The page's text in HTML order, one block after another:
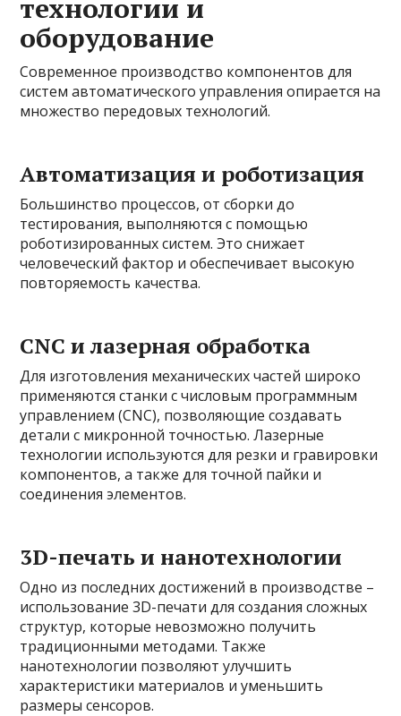
технологии и
оборудование
Современное производство компонентов для
систем автоматического управления опирается на
множество передовых технологий.
Автоматизация и роботизация
Большинство процессов, от сборки до
тестирования, выполняются с помощью
роботизированных систем. Это снижает
человеческий фактор и обеспечивает высокую
повторяемость качества.
CNC и лазерная обработка
Для изготовления механических частей широко
применяются станки с числовым программным
управлением (CNC), позволяющие создавать
детали с микронной точностью. Лазерные
технологии используются для резки и гравировки
компонентов, а также для точной пайки и
соединения элементов.
3D-печать и нанотехнологии
Одно из последних достижений в производстве –
использование 3D-печати для создания сложных
структур, которые невозможно получить
традиционными методами. Также
нанотехнологии позволяют улучшить
характеристики материалов и уменьшить
размеры сенсоров.